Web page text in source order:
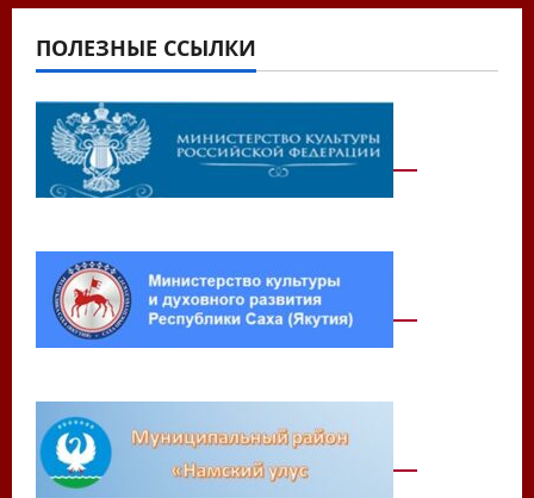
ПОЛЕЗНЫЕ ССЫЛКИ